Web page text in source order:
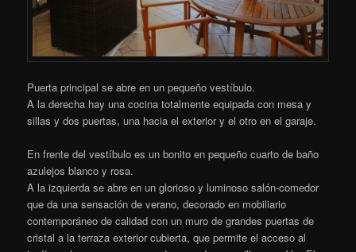
Puerta principal se abre en un pequeño vestíbulo.
A la derecha hay una cocina totalmente equipada con mesa y
sillas y dos puertas, una hacia el exterior y el otro en el garaje.
En frente del vestíbulo es un bonito en pequeño cuarto de baño
azulejos blanco y rosa.
A la izquierda se abre en un glorioso y luminoso salón-comedor
que da una sensación de verano, decorado en mobiliario
contemporáneo de calidad con un muro de grandes puertas de
cristal a la terraza exterior cubierta, que permite el acceso al